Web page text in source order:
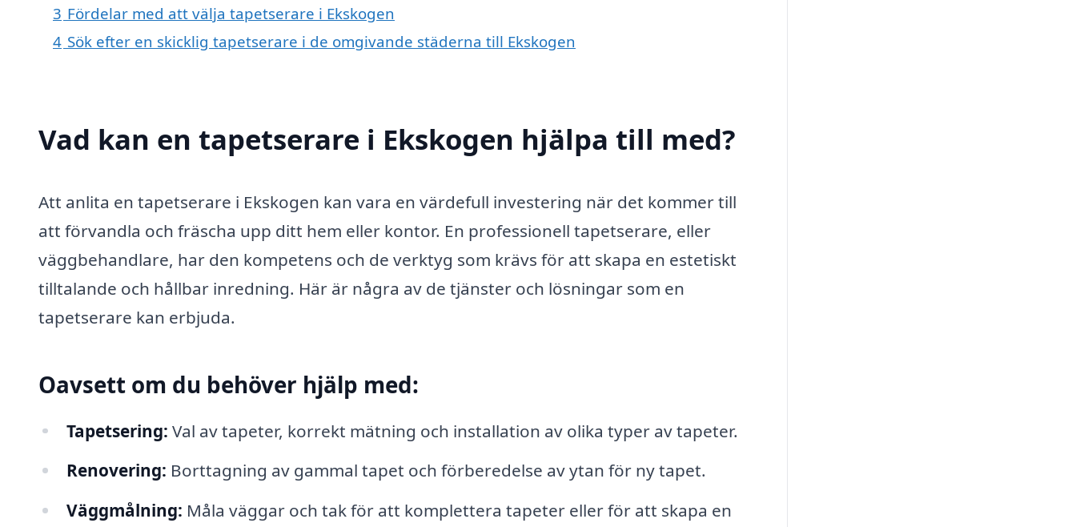
3 Fördelar med att välja tapetserare i Ekskogen
4 Sök efter en skicklig tapetserare i de omgivande städerna till Ekskogen
Vad kan en tapetserare i Ekskogen hjälpa till med?
Att anlita en tapetserare i Ekskogen kan vara en värdefull investering när det kommer till
att förvandla och fräscha upp ditt hem eller kontor. En professionell tapetserare, eller
väggbehandlare, har den kompetens och de verktyg som krävs för att skapa en estetiskt
tilltalande och hållbar inredning. Här är några av de tjänster och lösningar som en
tapetserare kan erbjuda.
Oavsett om du behöver hjälp med:
Tapetsering: Val av tapeter, korrekt mätning och installation av olika typer av tapeter.
Renovering: Borttagning av gammal tapet och förberedelse av ytan för ny tapet.
Väggmålning: Måla väggar och tak för att komplettera tapeter eller för att skapa en